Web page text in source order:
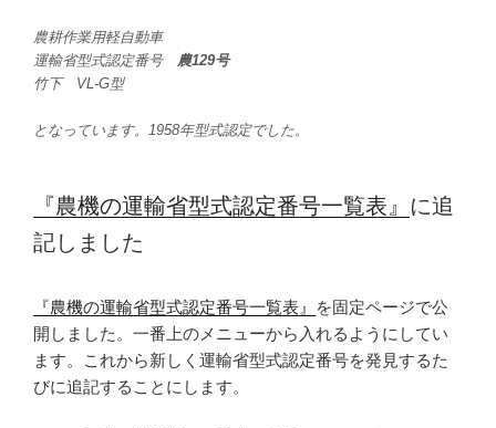
農耕作業用軽自動車
運輸省型式認定番号 農129号
竹下 VL-G型
となっています。1958年型式認定でした。
『農機の運輸省型式認定番号一覧表』 に追
記しました
『農機の運輸省型式認定番号一覧表』
を固定ページで公
開しました。一番上のメニューから入れるようにしてい
ます。これから新しく運輸省型式認定番号を発見するた
びに追記することにします。